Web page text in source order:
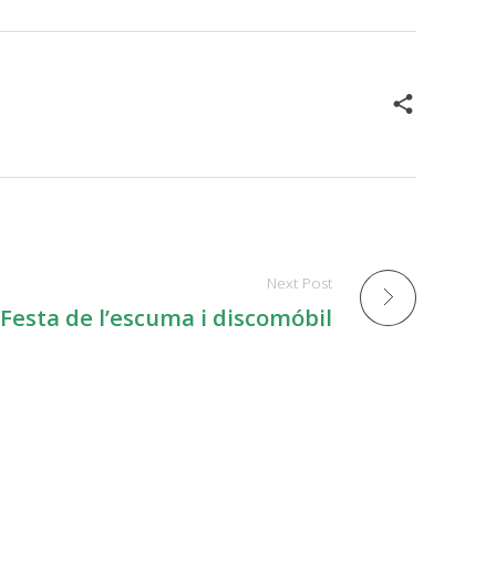
Next Post
Festa de l’escuma i discomóbil